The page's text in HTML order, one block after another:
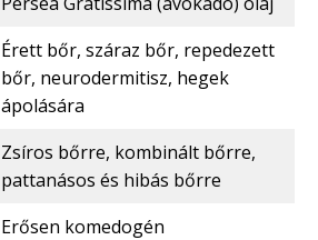
Érett bőr, száraz bőr, repedezett
bőr, neurodermitisz, hegek
ápolására
Zsíros bőrre, kombinált bőrre,
pattanásos és hibás bőrre
Erősen komedogén